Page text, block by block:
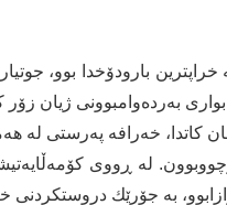
خراپترین بارودۆخدا بوو،
بەردەوامبوونی ژیان
کاتدا، خەرافە پەرستی لە
لە ڕووی
بە جۆرێك دروستکردنی